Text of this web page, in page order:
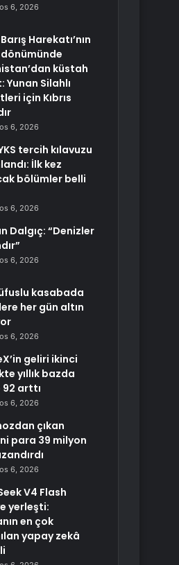
6, 2026
Barış Harekatı’nın
dönümünde
küstah
Yunan Silahlı
için Kıbrıs
6, 2026
tercih kılavuzu
İlk kez
bölümler belli
6, 2026
Dalgıç: “Denizler
6, 2026
kasabada
her gün altın
6, 2026
geliri ikinci
yıllık bazda
arttı
6, 2026
çıkan
para 39 milyon
6, 2026
V4 Flash
yerleşti:
en çok
yapay zekâ